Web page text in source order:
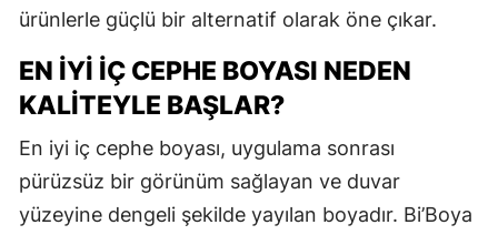
ürünlerle güçlü bir alternatif olarak öne çıkar.
EN İYI İÇ CEPHE BOYASI NEDEN
KALITEYLE BAŞLAR?
En iyi iç cephe boyası, uygulama sonrası
pürüzsüz bir görünüm sağlayan ve duvar
yüzeyine dengeli şekilde yayılan boyadır. Bi’Boya